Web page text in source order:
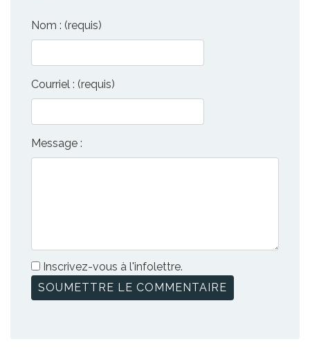
Nom : (requis)
Courriel : (requis)
Message :
Inscrivez-vous à l'infolettre.